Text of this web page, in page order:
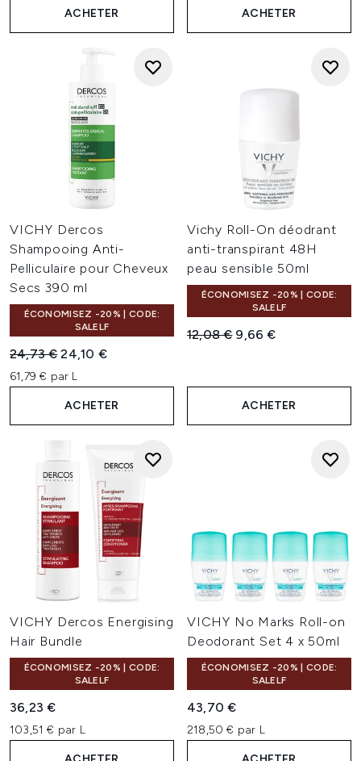
ACHETER ACHETER
VICHY Dercos
Shampooing Anti-
Pelliculaire pour Cheveux
Secs 390 ml
ÉCONOMISEZ -20% | CODE:
SALELF
Prix de vente :
24,73 €Prix ​​actuel :
24,10 €
61,79 € par L
ACHETER
Vichy Roll-On déodrant
anti-transpirant 48H
peau sensible 50ml
ÉCONOMISEZ -20% | CODE:
SALELF
Prix de vente :
12,08 € Prix ​​actuel :
9,66 €
ACHETER
VICHY Dercos Energising
Hair Bundle
ÉCONOMISEZ -20% | CODE:
SALELF
36,23 €
103,51 € par L
VICHY No Marks Roll-on
Deodorant Set 4 x 50ml
ÉCONOMISEZ -20% | CODE:
SALELF
43,70 €
218,50 € par L